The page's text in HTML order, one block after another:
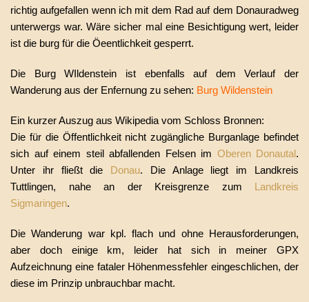
richtig aufgefallen wenn ich mit dem Rad auf dem Donauradweg
unterwergs war. Wäre sicher mal eine Besichtigung wert, leider
ist die burg für die Öeentlichkeit gesperrt.
Die Burg WIldenstein ist ebenfalls auf dem Verlauf der
Wanderung aus der Enfernung zu sehen: Burg Wildenstein
Ein kurzer Auszug aus Wikipedia vom Schloss Bronnen:
Die für die Öffentlichkeit nicht zugängliche Burganlage befindet
sich auf einem steil abfallenden Felsen im Oberen Donautal.
Unter ihr fließt die Donau. Die Anlage liegt im Landkreis
Tuttlingen, nahe an der Kreisgrenze zum Landkreis
Sigmaringen.
Die Wanderung war kpl. flach und ohne Herausforderungen,
aber doch einige km, leider hat sich in meiner GPX
Aufzeichnung eine fataler Höhenmessfehler eingeschlichen, der
diese im Prinzip unbrauchbar macht.